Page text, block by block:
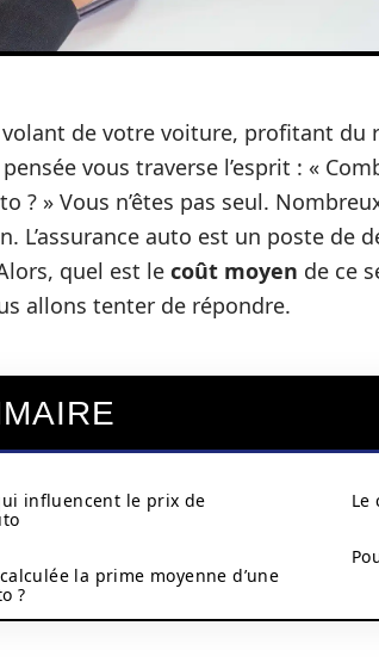
volant de votre voiture, profitant
vous traverse l’esprit : «
? » Vous n’êtes pas seul.
L’assurance auto est un poste de
quel est le coût moyen de ce
allons tenter de répondre.
influencent le prix de
la prime moyenne d’une
?
Le